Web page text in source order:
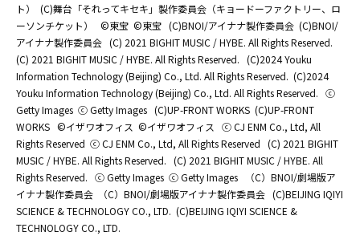
ト）
(C)舞台「それってキセキ」製作委員会（キョードーファクトリー、ロ
ーソンチケット）
©東宝 ©東宝 (C)BNOI/アイナナ製作委員会 (C)BNOI/
アイナナ製作委員会 (C) 2021 BIGHIT MUSIC / HYBE. All Rights Reserved.
(C) 2021 BIGHIT MUSIC / HYBE. All Rights Reserved. (C)2024 Youku
Information Technology (Beijing) Co., Ltd. All Rights Reserved. (C)2024
Youku Information Technology (Beijing) Co., Ltd. All Rights Reserved. ⓒ
Getty Images ⓒ Getty Images (C)UP-FRONT WORKS (C)UP-FRONT
WORKS ©イザワオフィス ©イザワオフィス
ⓒ CJ ENM Co., Ltd, All
Rights Reserved ⓒ CJ ENM Co., Ltd, All Rights Reserved (C) 2021 BIGHIT
MUSIC / HYBE. All Rights Reserved. (C) 2021 BIGHIT MUSIC / HYBE. All
Rights Reserved. ⓒ Getty Images ⓒ Getty Images
（C）BNOI/劇場版ア
イナナ製作委員会
（C）BNOI/劇場版アイナナ製作委員会 (C)BEIJING IQIYI
SCIENCE & TECHNOLOGY CO., LTD. (C)BEIJING IQIYI SCIENCE &
TECHNOLOGY CO., LTD.